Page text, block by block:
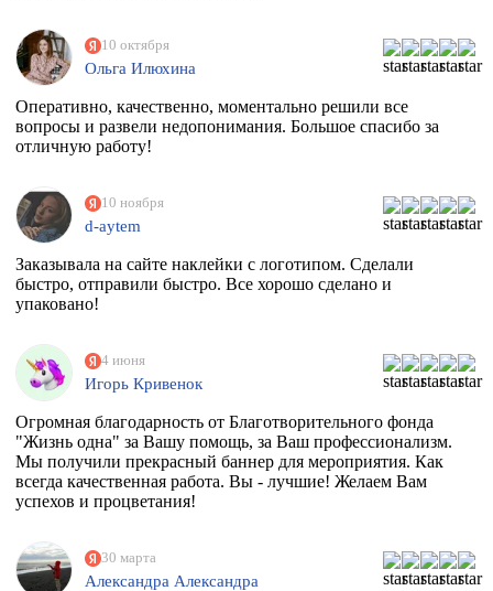
10 октября
Ольга Илюхина
Оперативно, качественно, моментально решили все
вопросы и развели недопонимания. Большое спасибо за
отличную работу!
10 ноября
d-aytem
Заказывала на сайте наклейки с логотипом. Сделали
быстро, отправили быстро. Все хорошо сделано и
упаковано!
4 июня
Игорь Кривенок
Огромная благодарность от Благотворительного фонда
"Жизнь одна" за Вашу помощь, за Ваш профессионализм.
Мы получили прекрасный баннер для мероприятия. Как
всегда качественная работа. Вы - лучшие! Желаем Вам
успехов и процветания!
30 марта
Александра Александра